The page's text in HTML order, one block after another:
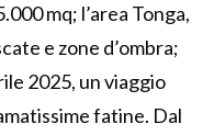
mq; l’area Tonga,
e zone d’ombra;
2025, un viaggio
fatine. Dal